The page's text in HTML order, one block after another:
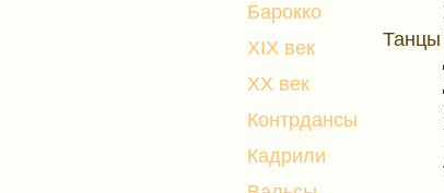
Танцы
Барокко
XIX век
XX век
Контрдансы
Кадрили